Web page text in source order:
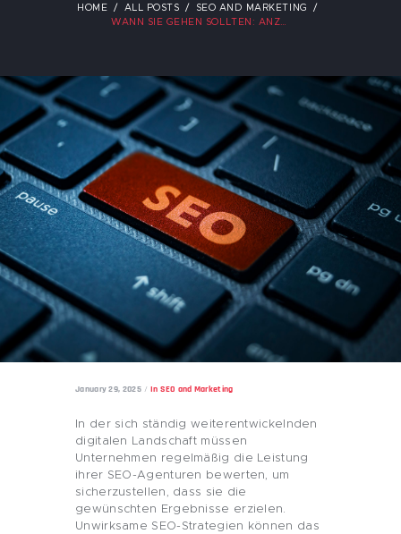
ANZEICHEN, DASS
SEO-AGENTUR
BRAUCHEN
HOME ALL POSTS
SEO AND MARKETING
WANN SIE GEHEN SOLLTEN: ANZEICHEN, DASS SIE...
January 29, 2025 In SEO and Marketing
In der sich ständig weiterentwickelnden
digitalen Landschaft müssen
Unternehmen regelmäßig die Leistung
ihrer SEO-Agenturen bewerten, um
sicherzustellen, dass sie die
gewünschten Ergebnisse erzielen.
Unwirksame SEO-Strategien können das